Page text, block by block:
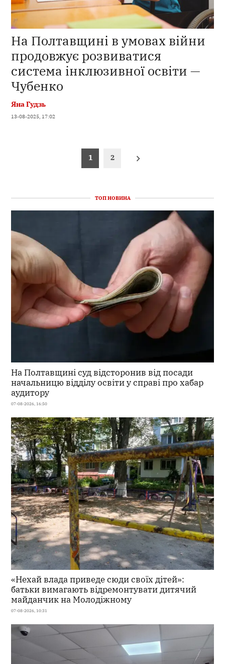
На Полтавщині в умовах війни
продовжує розвиватися
система інклюзивної освіти —
Чубенко
Яна Гудзь
13-08-2025, 17:02
1 2
ТОП НОВИНА
На Полтавщині суд відсторонив від посади
начальницю відділу освіти у справі про хабар
аудитору
07-08-2026, 16:50
«Нехай влада приведе сюди своїх дітей»:
батьки вимагають відремонтувати дитячий
майданчик на Молодіжному
07-08-2026, 10:31